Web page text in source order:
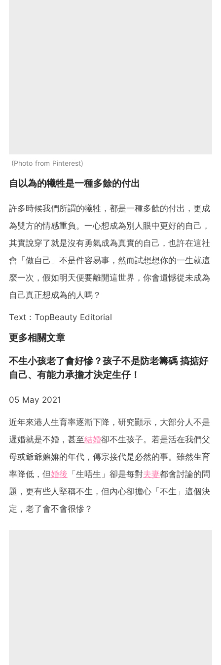
Photo from Pinterest
自以為的犧牲是一種多餘的付出
許多時候我們所謂的犧牲，都是一種多餘的付出，更成
為雙方的情感重負。一心想成為別人眼中更好的自己，
其實說穿了就是沒有勇氣成為真實的自己，也許在這社
會「做自己」不是件容易事，然而試想想你的一生就這
麼一次，假如明天便要離開這世界，你會遺憾從未成為
自己真正想成為的人嗎？
Text：TopBeauty Editorial
更多相關文章
不生小孩老了會好慘？孩子不是防老籌碼 搞掂好
自己、有能力承擔才決定生仔！
05 May 2021
近年來港人生育率逐漸下降，研究顯示，大部分人不是
遲婚就是不婚，甚至結婚卻不生孩子。若是活在我們父
母或爺爺嫲嫲的年代，傳宗接代是必然的事。雖然生育
率降低，但婚後 「生唔生」卻是每對夫妻都會討論的問
題，更有些人堅稱不生，但內心卻擔心「不生」這個決
定，老了會不會很慘？